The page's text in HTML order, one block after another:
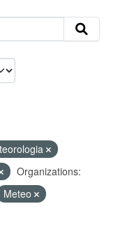
Organizations:
Meteo